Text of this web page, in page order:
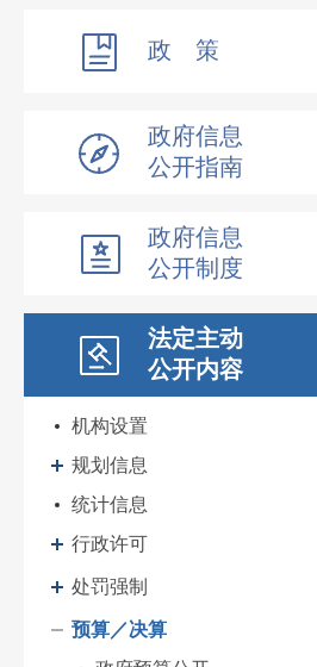
政 策
政府信息
公开指南
政府信息
公开制度
法定主动
公开内容
机构设置
规划信息
统计信息
行政许可
处罚强制
预算／决算